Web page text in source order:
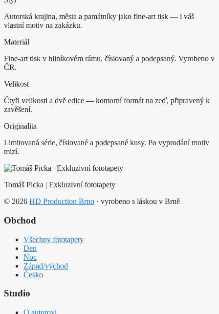
Autorská krajina, města a památníky jako fine-art tisk — i váš
vlastní motiv na zakázku.
Materiál
Fine-art tisk v hliníkovém rámu, číslovaný a podepsaný. Vyrobeno v
ČR.
Velikost
Čtyři velikosti a dvě edice — komorní formát na zeď, připravený k
zavěšení.
Originalita
Limitovaná série, číslované a podepsané kusy. Po vyprodání motiv
mizí.
Tomáš Picka | Exkluzivní fototapety
© 2026 HD Production Brno · vyrobeno s láskou v Brně
Obchod
Všechny fototapety
Den
Noc
Západ/východ
Česko
Studio